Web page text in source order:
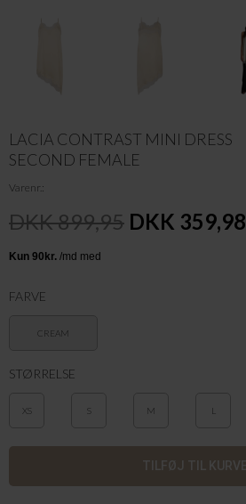
LACIA CONTRAST MINI DRESS
SECOND FEMALE
Varenr.
DKK 899,95 DKK 359,98
FARVE
CREAM
STØRRELSE
XS S M L